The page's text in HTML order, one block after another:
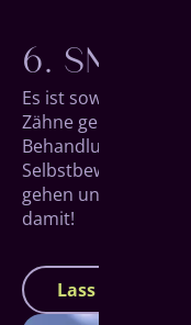
SMILE!
Es ist soweit: Nach
Zähne genau so,
Behandlung im 3D-
Selbst­bewusstsein
gehen und allen
damit!
Lass uns